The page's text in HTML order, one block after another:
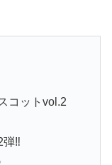
コットvol.2
弾‼